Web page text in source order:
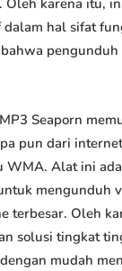
Oleh karena itu,
hal sifat
Seaporn
pun dari
WMA. Alat ini
mengunduh
terbesar. Oleh
solusi tingkat
mudah